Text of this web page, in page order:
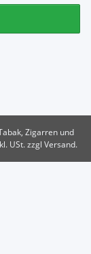
Zigarren und
USt. zzgl Versand.